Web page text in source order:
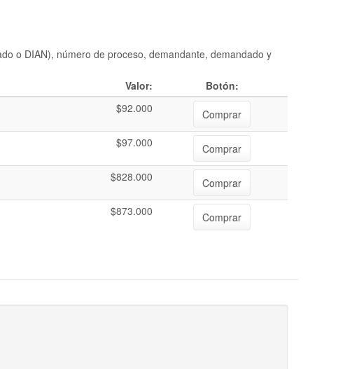
o DIAN), número de proceso, demandante, demandado y
Valor:
Botón:
$92.000
Comprar
$97.000
Comprar
$828.000
Comprar
$873.000 Comprar